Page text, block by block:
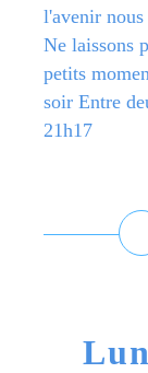
l'avenir
Ne laissons
petits
soir Entre
21h17